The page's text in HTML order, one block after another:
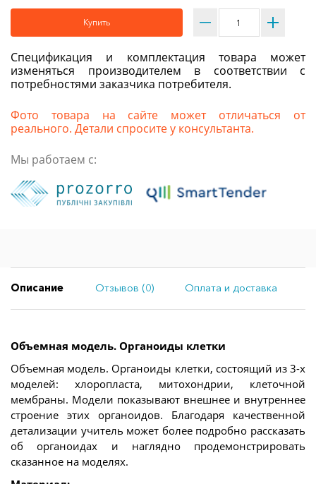
Купить
Спецификация и комплектация товара может
изменяться производителем в соответствии с
потребностями заказчика потребителя.
Фото товара на сайте может отличаться от
реального. Детали спросите у консультанта.
Мы работаем с:
Описание Отзывов (0) Оплата и доставка
Объемная модель. Органоиды клетки
Объемная модель. Органоиды клетки, состоящий из 3-х
моделей: хлоропласта, митохондрии, клеточной
мембраны. Модели показывают внешнее и внутреннее
строение этих органоидов. Благодаря качественной
детализации учитель может более подробно рассказать
об органоидах и наглядно продемонстрировать
сказанное на моделях.